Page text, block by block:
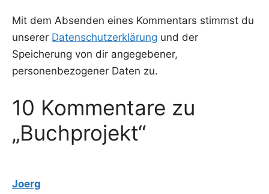
Mit dem Absenden eines Kommentars stimmst du
unserer Datenschutzerklärung und der
Speicherung von dir angegebener,
personenbezogener Daten zu.
10 Kommentare zu
„Buchprojekt“
Joerg